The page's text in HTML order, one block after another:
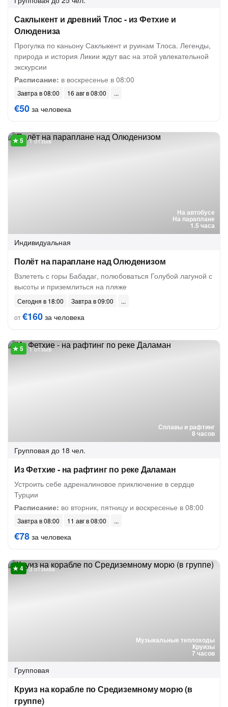
Саклыкент и древний Тлос - из Фетхие и
Олюдениза
Прогулка по каньону Саклыкент и руинам Тлоса. Легенды,
природа и история Ликии ждут вас на этой увлекательной
экскурсии
Расписание: в воскресенье в 08:00
Завтра в 08:00 16 авг в 08:00
€50 за человека
На автобусе
На параплане
1.5 часа
1 отзыв
Индивидуальная
Полёт на параплане над Олюденизом
Взлететь с горы Бабадаг, полюбоваться Голубой лагуной с
высоты и приземлиться на пляже
Сегодня в 18:00
Завтра в 09:00
от€160 за человека
Сплавы и рафтинг
8 часов
1 отзыв
Групповая до 18 чел.
Из Фетхие - на рафтинг по реке Даламан
Устроить себе адреналиновое приключение в сердце
Турции
Расписание: во вторник, пятницу и воскресенье в 08:00
Завтра в 08:00 11 авг в 08:00
€78 за человека
Музыкальные теплоходы
Круизы
7 часов
3 отзыва
Групповая
Круиз на корабле по Средиземному морю (в
группе)